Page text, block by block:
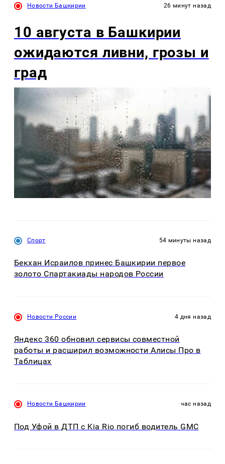
Новости Башкирии 26 минут назад
10 августа в Башкирии
ожидаются ливни, грозы и
град
Спорт 54 минуты назад
Бекхан Исраилов принес Башкирии первое
золото Спартакиады народов России
Новости России 4 дня назад
Яндекс 360 обновил сервисы совместной
работы и расширил возможности Алисы Про в
Таблицах
Новости Башкирии час назад
Под Уфой в ДТП с Kia Rio погиб водитель GMC